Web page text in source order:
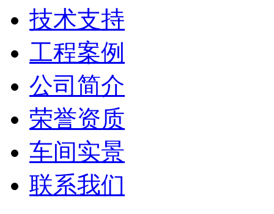
技术支持
工程案例
公司简介
荣誉资质
车间实景
联系我们